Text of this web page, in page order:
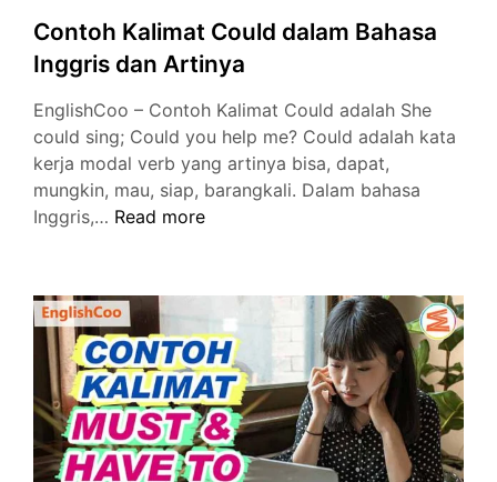
Contoh Kalimat Could dalam Bahasa
Inggris dan Artinya
EnglishCoo – Contoh Kalimat Could adalah She
could sing; Could you help me? Could adalah kata
kerja modal verb yang artinya bisa, dapat,
mungkin, mau, siap, barangkali. Dalam bahasa
Inggris,… Contoh
dalam
Bahasa
Inggris
dan
Artinya
Read more